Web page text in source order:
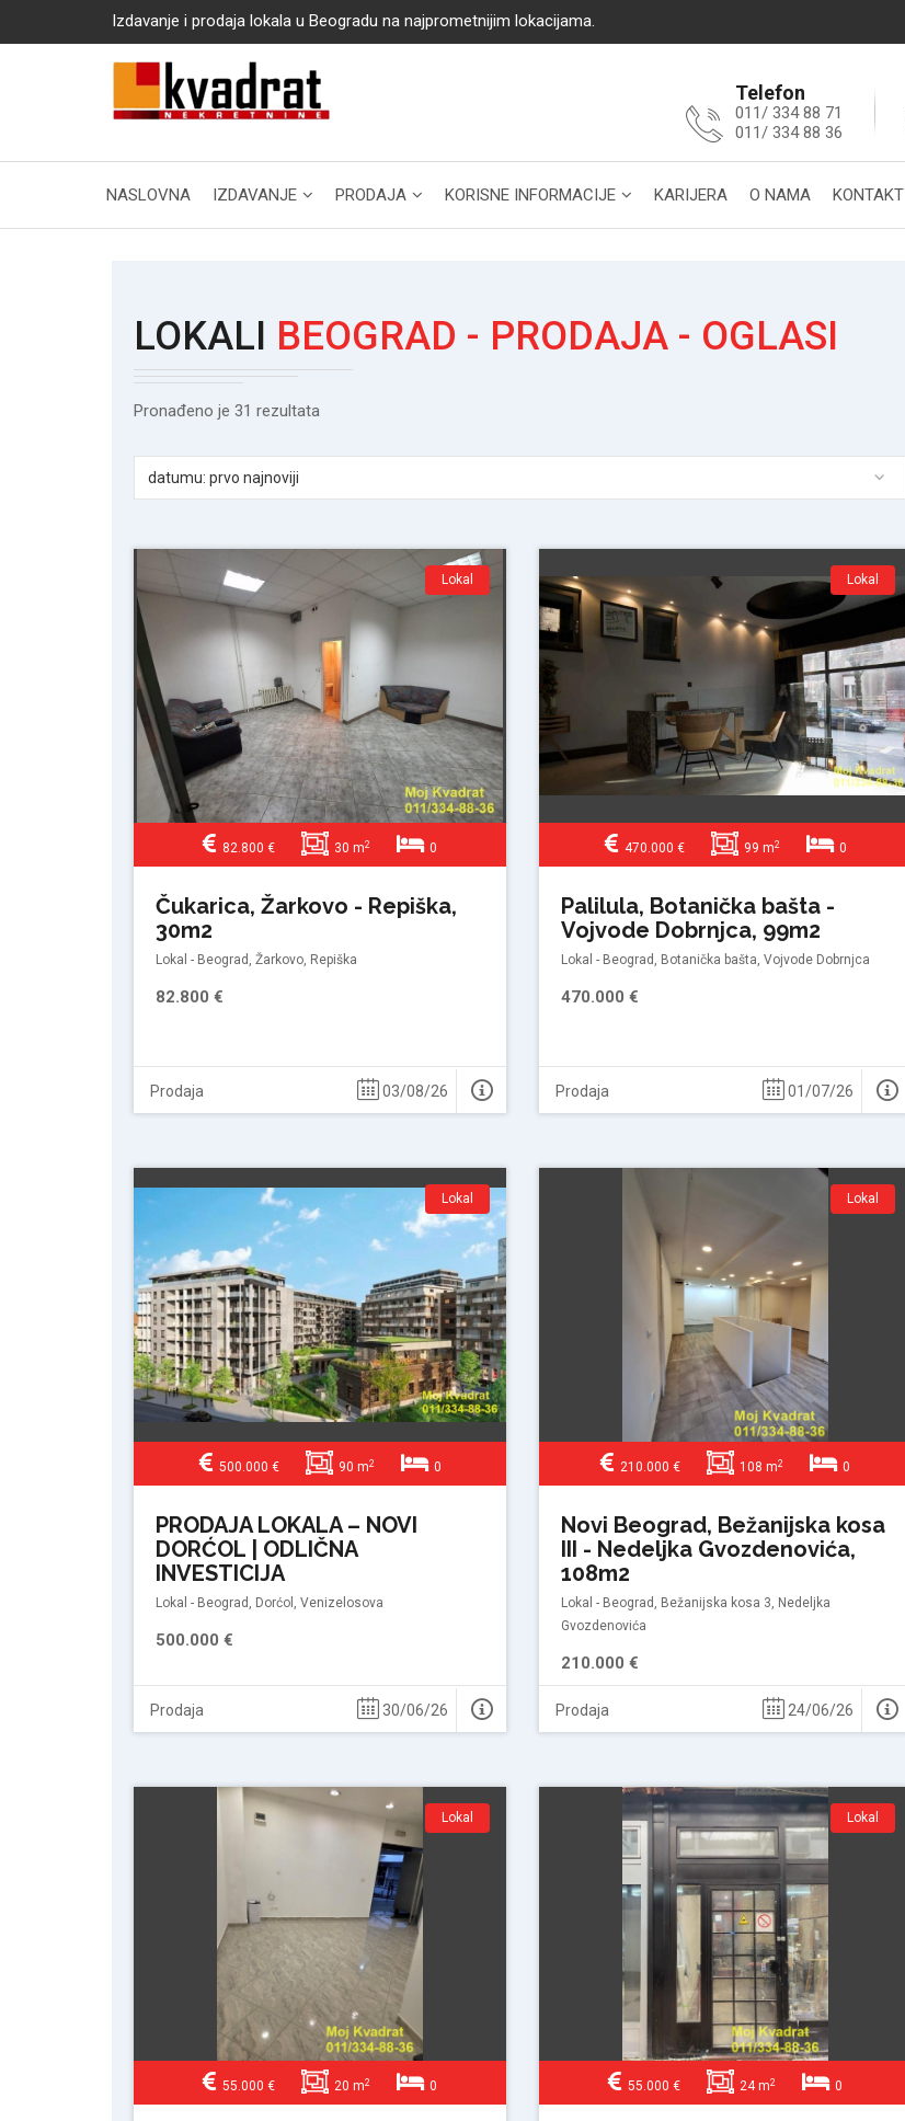
Izdavanje i prodaja lokala u Beogradu na najprometnijim lokacijama.
Telefon
011/ 334 88 71
011/ 334 88 36
NASLOVNA IZDAVANJE PRODAJA KORISNE INFORMACIJE KARIJERA O NAMA KONTAKT
LOKALI BEOGRAD - PRODAJA - OGLASI
Pronađeno je 31 rezultata
datumu: prvo najnoviji
Lokal
82.800 € 30 m2 0
Čukarica, Žarkovo - Repiška,
30m2
Lokal - Beograd, Žarkovo, Repiška
82.800 €
Prodaja 03/08/26
Lokal
470.000 € 99 m2 0
Palilula, Botanička bašta -
Vojvode Dobrnjca, 99m2
Lokal - Beograd, Botanička bašta, Vojvode Dobrnjca
470.000 €
Prodaja 01/07/26
Lokal
500.000 € 90 m2 0
PRODAJA LOKALA – NOVI
DORĆOL | ODLIČNA
INVESTICIJA
Lokal - Beograd, Dorćol, Venizelosova
500.000 €
Prodaja 30/06/26
Lokal
210.000 € 108 m2 0
Novi Beograd, Bežanijska kosa
III - Nedeljka Gvozdenovića,
108m2
Lokal - Beograd, Bežanijska kosa 3, Nedeljka
Gvozdenovića
210.000 €
Prodaja 24/06/26
Lokal
55.000 € 20 m2 0
Lokal
55.000 € 24 m2 0